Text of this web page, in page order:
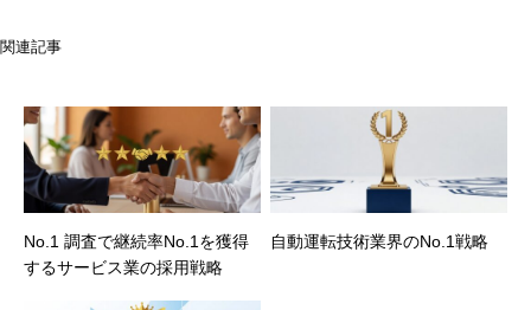
関連記事
No.1 調査で継続率No.1を獲得
するサービス業の採用戦略
自動運転技術業界のNo.1戦略